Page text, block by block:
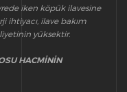
iken köpük ilavesine
ihtiyacı, ilave bakım
yüksektir.
HACMİNİN